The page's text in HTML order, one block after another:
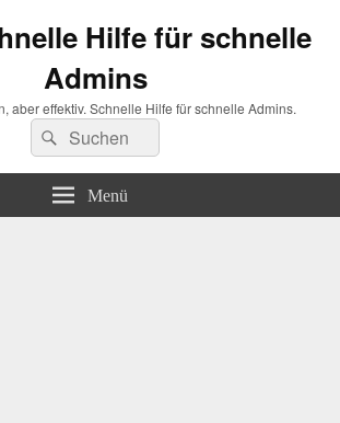
Hilfe für schnelle
Admins
aber effektiv. Schnelle Hilfe für schnelle Admins.
Suchen
nach:
Suchen
Menü